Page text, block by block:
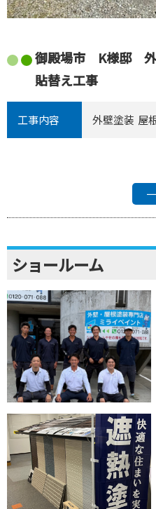
御殿場市 K様邸
貼替え工事
工事内容 外壁塗装 屋
ショールーム